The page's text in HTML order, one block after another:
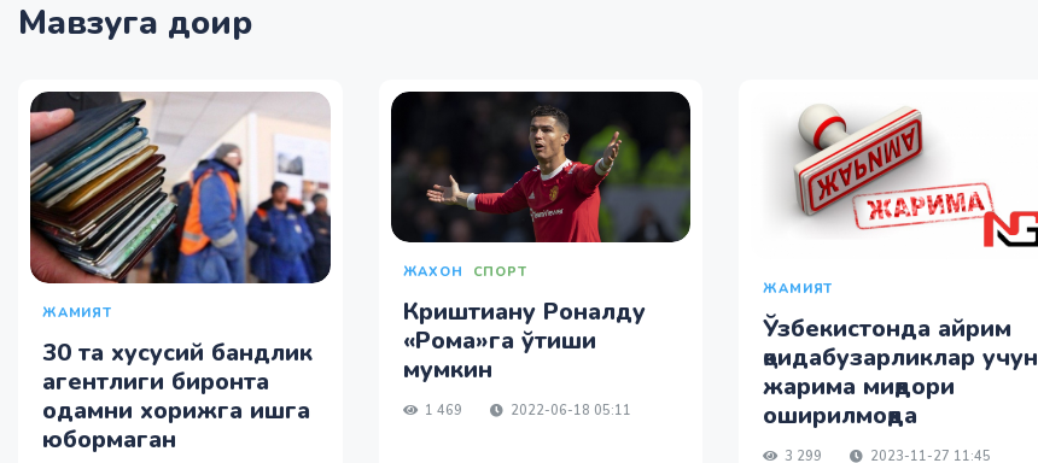
Мавзуга доир
ЖАМИЯТ
30 та хусусий бандлик
агентлиги биронта
одамни хорижга ишга
юбормаган
ЖАХОН СПОРТ
Криштиану Роналду
«Рома»га ўтиши
мумкин
1 469 2022-06-18 05:11
ЖАМИЯТ
Ўзбекистонда айрим
қоидабузарликлар учун
жарима миқдори
оширилмоқда
3 299 2023-11-27 11:45